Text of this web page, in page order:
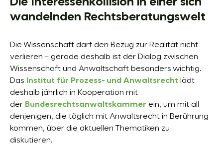
wandelnden Rechtsberatungswelt
Die Wissenschaft darf den Bezug zur Realität nicht
verlieren – gerade deshalb ist der Dialog zwischen
Wissenschaft und Anwaltschaft besonders wichtig.
Das Institut für Prozess- und Anwaltsrecht lädt
deshalb jährlich in Kooperation mit
der Bundesrechtsanwaltskammer ein, um mit all
denjenigen, die täglich mit Anwaltsrecht in Berührung
kommen, über die aktuellen Thematiken zu
diskutieren.